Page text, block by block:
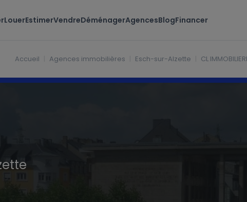
LouerEstimerVendreDéménagerAgencesBlogFinancer
Accueil Agences immobilières Esch-sur-Alzette CL